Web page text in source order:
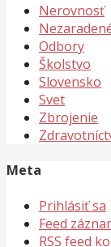
Nerovnosť
Odbory
Školstvo
Slovensko
Svet
Zbrojenie
Meta
Prihlásiť sa
Feed
RSS feed